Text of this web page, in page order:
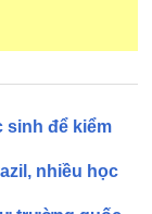
sinh để kiểm
nhiều học